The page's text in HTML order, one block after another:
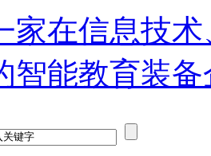
家在信息技
智能教育装